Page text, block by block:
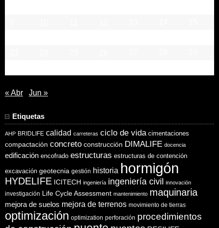
« Abr Jun »
Etiquetas
AHP BRIDLIFE calidad carreteras ciclo de vida cimentaciones
compactación concreto construcción DIMALIFE docencia
edificación encofrado estructuras estructuras de contención
excavación geotecnia gestión historia hormigón
HYDELIFE ICITECH ingeniería ingeniería civil innovación
investigación Life Cycle Assessment mantenimiento maquinaria
mejora de suelos mejora de terrenos movimiento de tierras
optimización optimization perforación procedimientos